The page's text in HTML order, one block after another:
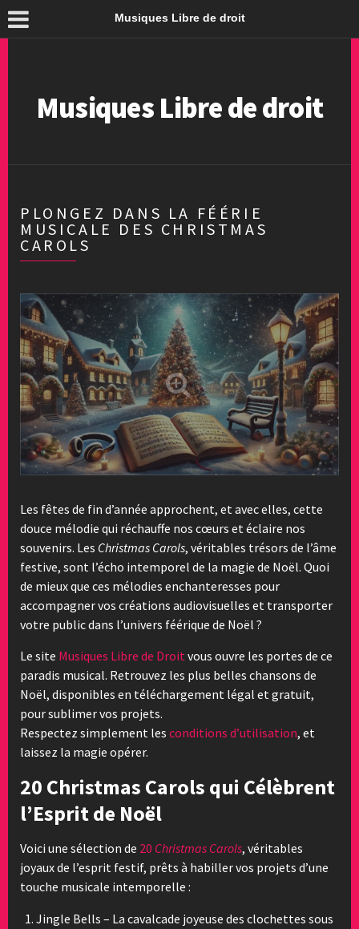
Musiques Libre de droit
Musiques Libre de droit
PLONGEZ DANS LA FÉÉRIE
MUSICALE DES CHRISTMAS
CAROLS
Les fêtes de fin d’année approchent, et avec elles, cette
douce mélodie qui réchauffe nos cœurs et éclaire nos
souvenirs. Les Christmas Carols, véritables trésors de l’âme
festive, sont l’écho intemporel de la magie de Noël. Quoi
de mieux que ces mélodies enchanteresses pour
accompagner vos créations audiovisuelles et transporter
votre public dans l’univers féérique de Noël ?
Le site Musiques Libre de Droit vous ouvre les portes de ce
paradis musical. Retrouvez les plus belles chansons de
Noël, disponibles en téléchargement légal et gratuit,
pour sublimer vos projets.
Respectez simplement les conditions d’utilisation, et
laissez la magie opérer.
20 Christmas Carols qui Célèbrent
l’Esprit de Noël
Voici une sélection de 20 Christmas Carols, véritables
joyaux de l’esprit festif, prêts à habiller vos projets d’une
touche musicale intemporelle :
Jingle Bells – La cavalcade joyeuse des clochettes sous